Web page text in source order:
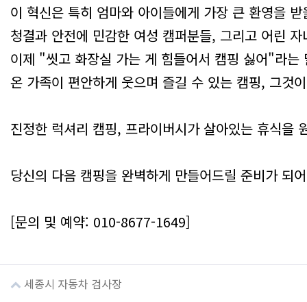
이 혁신은 특히 엄마와 아이들에게 가장 큰 환영을
청결과 안전에 민감한 여성 캠퍼분들, 그리고 어린
이제 "씻고 화장실 가는 게 힘들어서 캠핑 싫어"라는
온 가족이 편안하게 웃으며 즐길 수 있는 캠핑, 그것
진정한 럭셔리 캠핑, 프라이버시가 살아있는 휴식을
당신의 다음 캠핑을 완벽하게 만들어드릴 준비가 되
[문의 및 예약: 010-8677-1649]
세종시 자동차 검사장